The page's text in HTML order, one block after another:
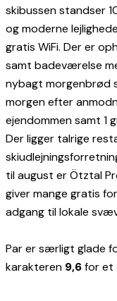
skibussen standser
og moderne
gratis WiFi. Der er
samt badeværelse
nybagt morgenbrød
morgen efter
ejendommen samt 1
Der ligger talrige
til august er Ötztal
giver mange gratis
adgang til lokale
Par er særligt glade
karakteren 9,6for et